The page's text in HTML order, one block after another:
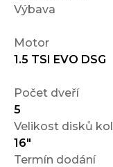
Výbava
Motor
1.5 TSI EVO DSG
Počet dveří
5
Velikost disků kol
16"
Termín dodání